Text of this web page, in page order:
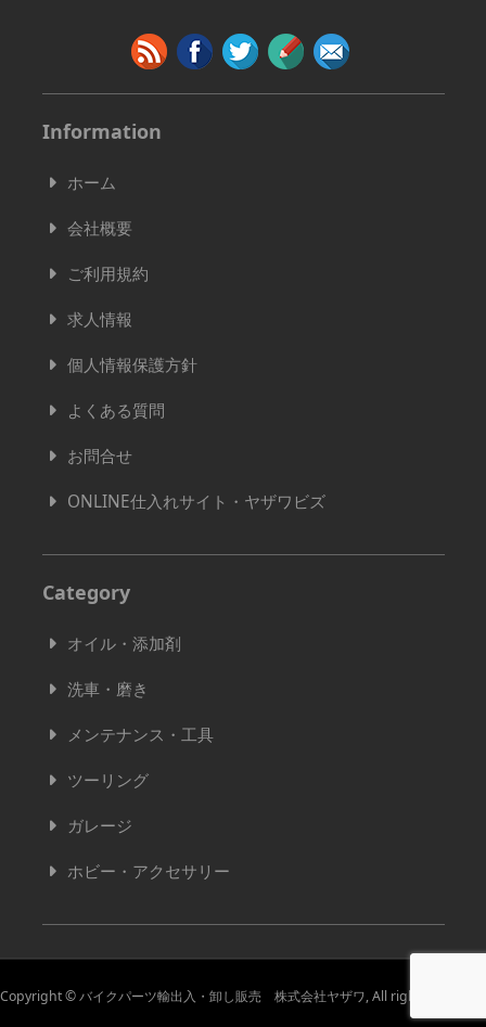
Information
ホーム
会社概要
ご利用規約
求人情報
個人情報保護方針
よくある質問
お問合せ
ONLINE仕入れサイト・ヤザワビズ
Category
オイル・添加剤
洗車・磨き
メンテナンス・工具
ツーリング
ガレージ
ホビー・アクセサリー
Copyright © バイクパーツ輸出入・卸し販売 株式会社ヤザワ, All rights reserved